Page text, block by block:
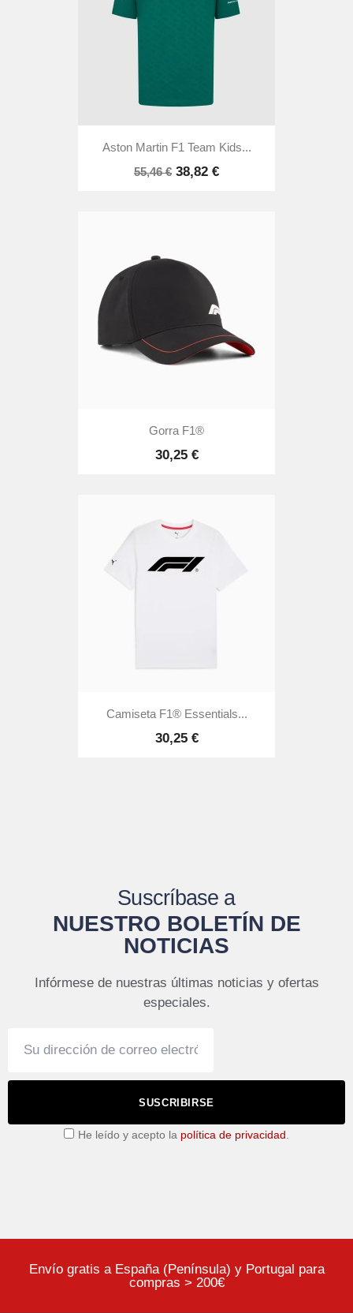
Aston Martin F1 Team Kids...
55,46 € 38,82 €
Gorra F1®
30,25 €
Camiseta F1® Essentials...
30,25 €
Suscríbase a
NUESTRO BOLETÍN DE
NOTICIAS
Infórmese de nuestras últimas noticias y ofertas
especiales.
SUSCRIBIRSE
He leído y acepto la política de privacidad .
Envío gratis a España (Península) y Portugal para
compras > 200€